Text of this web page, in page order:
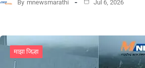
By mnewsmarathi Jul 6, 2026
माझा जिल्हा